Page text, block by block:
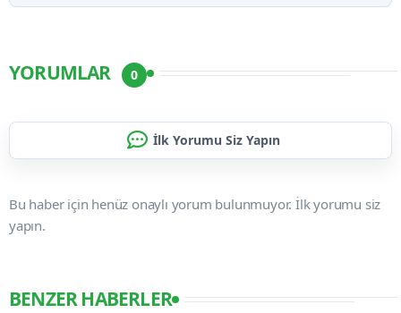
YORUMLAR 0
İlk Yorumu Siz Yapın
Bu haber için henüz onaylı yorum bulunmuyor. İlk yorumu siz
yapın.
BENZER HABERLER